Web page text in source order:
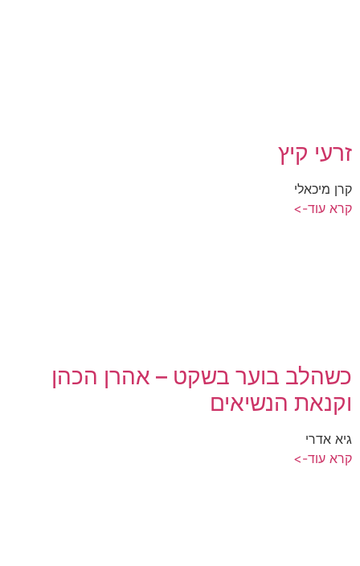
זרעי קיץ
קרן מיכאלי
קרא עוד->
כשהלב בוער בשקט – אהרן הכהן
וקנאת הנשיאים
גיא אדרי
קרא עוד->